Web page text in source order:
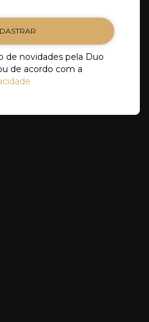
de novidades pela Duo
de acordo com a